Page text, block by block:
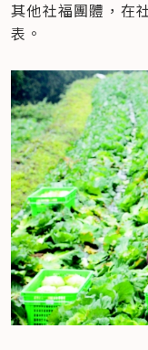
其他社福團體，在
表。